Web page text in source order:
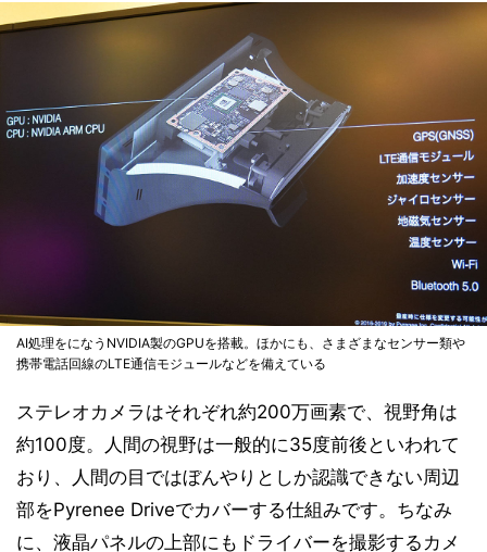
AI処理をになうNVIDIA製のGPUを搭載。ほかにも、さまざまなセンサー類や
携帯電話回線のLTE通信モジュールなどを備えている
ステレオカメラはそれぞれ約200万画素で、視野角は
約100度。人間の視野は一般的に35度前後といわれて
おり、人間の目ではぼんやりとしか認識できない周辺
部をPyrenee Driveでカバーする仕組みです。ちなみ
に、液晶パネルの上部にもドライバーを撮影するカメ